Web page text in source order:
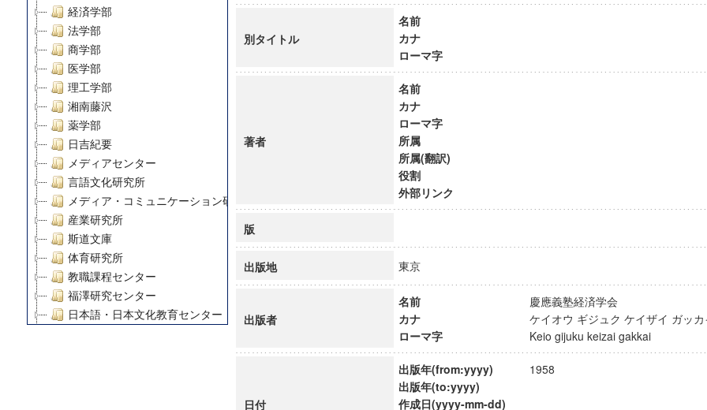
経済学部
法学部
商学部
医学部
理工学部
湘南藤沢
薬学部
日吉紀要
メディアセンター
言語文化研究所
メディア・コミュニケーション研究所
産業研究所
斯道文庫
体育研究所
教職課程センター
福澤研究センター
日本語・日本文化教育センター
別タイトル
名前
カナ
ローマ字
著者
名前
カナ
ローマ字
所属
所属(翻訳)
役割
外部リンク
版
出版地 東京
出版者
名前
慶應義塾経済学会
カナ
ケイオウ ギジュク ケイザイ ガ
ローマ字
Keio gijuku keizai gakkai
日付
出版年(from:yyyy)
1958
出版年(to:yyyy)
作成日(yyyy-mm-dd)